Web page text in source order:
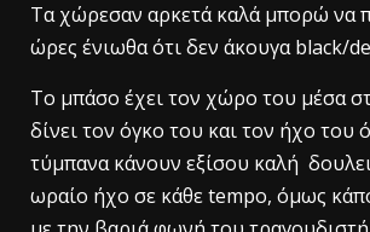
Τα χώρεσαν αρκετά καλά μπορώ να
ώρες ένιωθα ότι δεν άκουγα black/
Tο μπάσο έχει τον χώρο του μέσα
δίνει τον όγκο του και τον ήχο του
τύμπανα κάνουν εξίσου καλή
ωραίο ήχο σε κάθε tempo, όμως